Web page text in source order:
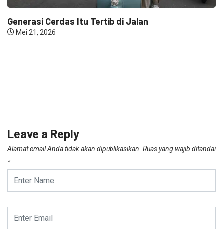
Generasi Cerdas Itu Tertib di Jalan
Mei 21, 2026
Leave a Reply
Alamat email Anda tidak akan dipublikasikan. Ruas yang wajib ditandai
*